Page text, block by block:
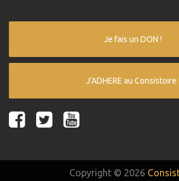
Je fais un DON !
J'ADHERE au Consistoire !
Copyright © 2026